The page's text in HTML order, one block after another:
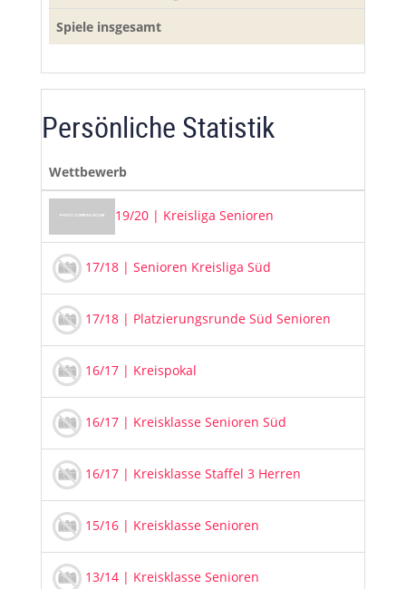
Spiele insgesamt
Persönliche Statistik
Wettbewerb
19/20 | Kreisliga Senioren
17/18 | Senioren Kreisliga Süd
17/18 | Platzierungsrunde Süd Senioren
16/17 | Kreispokal
16/17 | Kreisklasse Senioren Süd
16/17 | Kreisklasse Staffel 3 Herren
15/16 | Kreisklasse Senioren
13/14 | Kreisklasse Senioren